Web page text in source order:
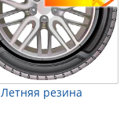
Летняя резина